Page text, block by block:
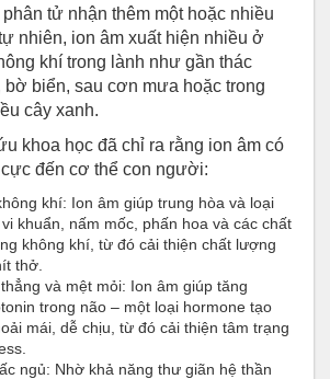
tử nhận thêm một hoặc nhiều
nhiên, ion âm xuất hiện nhiều ở
khí trong lành như gần thác
biển, sau cơn mưa hoặc trong
cây xanh.
khoa học đã chỉ ra rằng ion âm có
đến cơ thể con người:
khí: Ion âm giúp trung hòa và loại
khuẩn, nấm mốc, phấn hoa và các chất
không khí, từ đó cải thiện chất lượng
thở.
và mệt mỏi: Ion âm giúp tăng
trong não – một loại hormone tạo
mái, dễ chịu, từ đó cải thiện tâm trạng
ngủ: Nhờ khả năng thư giãn hệ thần